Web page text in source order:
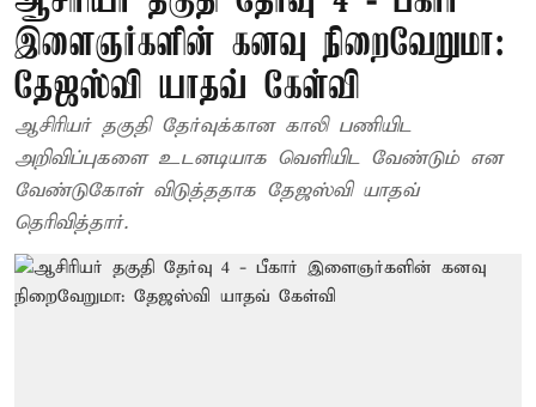
இளைஞர்களின் கனவு நிறைவேறுமா:
தேஜஸ்வி யாதவ் கேள்வி
ஆசிரியர் தகுதி தேர்வுக்கான காலி பணியிட
அறிவிப்புகளை உடனடியாக வெளியிட வேண்டும் என
வேண்டுகோள் விடுத்ததாக தேஜஸ்வி யாதவ்
தெரிவித்தார்.